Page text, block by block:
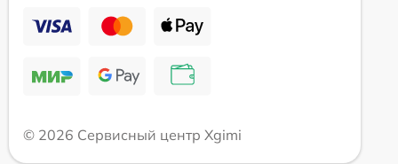
© 2026 Сервисный центр Xgimi